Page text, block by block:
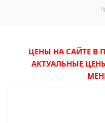
ЦЕНЫ НА САЙТЕ В
АКТУАЛЬНЫЕ